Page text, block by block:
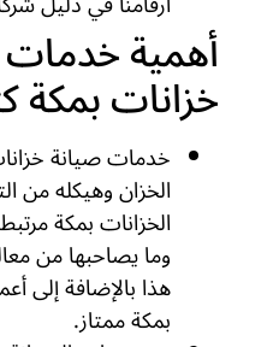
أهمية
خزانات بمكة
خدمات صيانة
الخزان وهيكله من
الخزانات بمكة
وما يصاحبها من
هذا بالإضافة إلى
بمكة ممتاز.